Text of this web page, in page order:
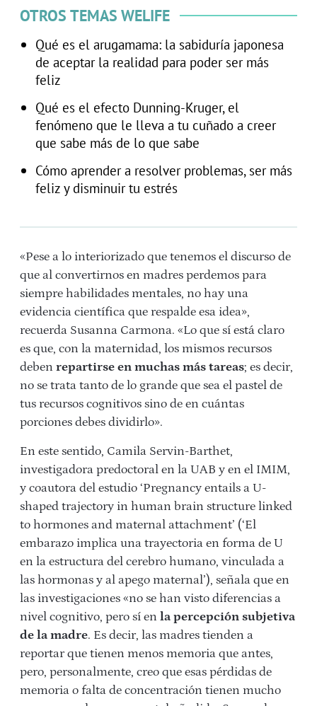
OTROS TEMAS WELIFE
Qué es el arugamama: la sabiduría japonesa
de aceptar la realidad para poder ser más
feliz
Qué es el efecto Dunning-Kruger, el
fenómeno que le lleva a tu cuñado a creer
que sabe más de lo que sabe
Cómo aprender a resolver problemas, ser más
feliz y disminuir tu estrés
«Pese a lo interiorizado que tenemos el discurso de
que al convertirnos en madres perdemos para
siempre habilidades mentales, no hay una
evidencia científica que respalde esa idea»,
recuerda Susanna Carmona. «Lo que sí está claro
es que, con la maternidad, los mismos recursos
deben repartirse en muchas más tareas; es decir,
no se trata tanto de lo grande que sea el pastel de
tus recursos cognitivos sino de en cuántas
porciones debes dividirlo».
En este sentido, Camila Servin-Barthet,
investigadora predoctoral en la UAB y en el IMIM,
y coautora del estudio ‘Pregnancy entails a U-
shaped trajectory in human brain structure linked
to hormones and maternal attachment’ (‘El
embarazo implica una trayectoria en forma de U
en la estructura del cerebro humano, vinculada a
las hormonas y al apego maternal’), señala que en
las investigaciones «no se han visto diferencias a
nivel cognitivo, pero sí en la percepción subjetiva
de la madre. Es decir, las madres tienden a
reportar que tienen menos memoria que antes,
pero, personalmente, creo que esas pérdidas de
memoria o falta de concentración tienen mucho